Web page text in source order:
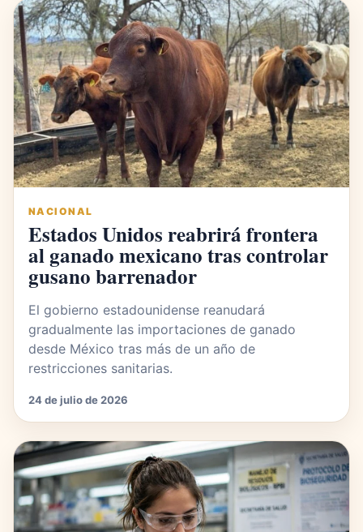
NACIONAL
Estados Unidos reabrirá frontera
al ganado mexicano tras controlar
gusano barrenador
El gobierno estadounidense reanudará
gradualmente las importaciones de ganado
desde México tras más de un año de
restricciones sanitarias.
24 de julio de 2026